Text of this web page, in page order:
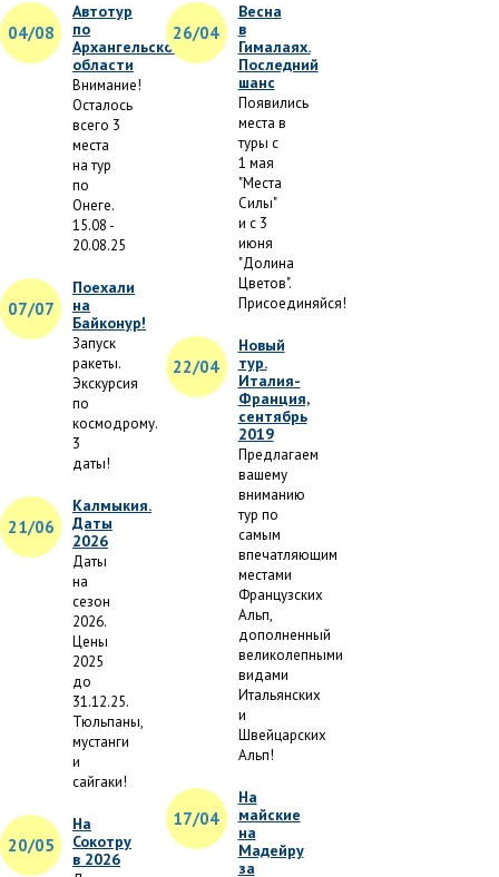
04/08
Автотур
по
Архангельской
области
Внимание!
Осталось
всего 3
места
на тур
по
Онеге.
15.08 -
20.08.25
07/07
Поехали
на
Байконур!
Запуск
ракеты.
Экскурсия
по
космодрому.
3
даты!
21/06
Калмыкия.
Даты
2026
Даты
на
сезон
2026.
Цены
2025
до
31.12.25.
Тюльпаны,
мустанги
и
сайгаки!
20/05
На
Сокотру
в 2026
26/04
Весна
в
Гималаях.
Последний
шанс
Появились
места в
туры с
1 мая
"Места
Силы"
и с 3
июня
"Долина
Цветов".
Присоединяйся!
22/04
Новый
тур.
Италия-
Франция,
сентябрь
2019
Предлагаем
вашему
вниманию
тур по
самым
впечатляющим
местами
Французских
Альп,
дополненный
великолепными
видами
Итальянских
и
Швейцарских
Альп!
17/04
На
майские
на
Мадейру
за